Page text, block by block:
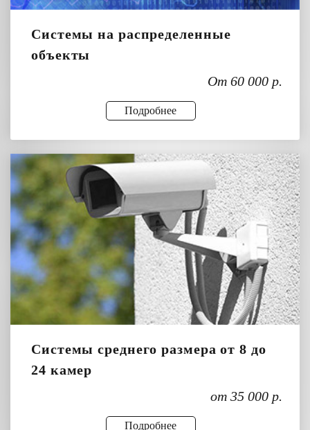
Системы на распределенные
объекты
От 60 000 р.
Подробнее
Системы среднего размера от 8 до
24 камер
от 35 000 р.
Подробнее